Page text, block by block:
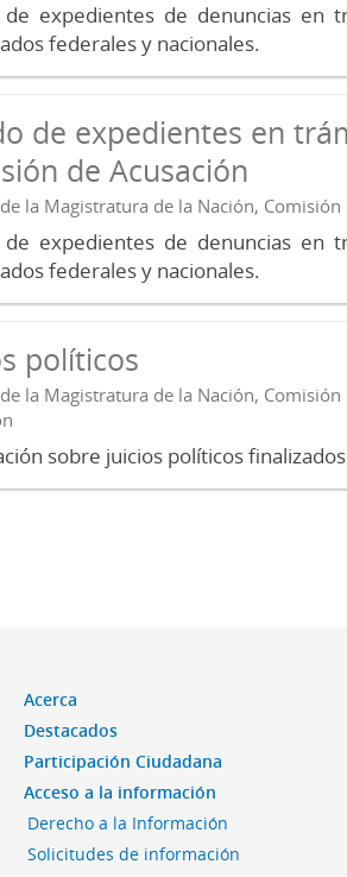
de expedientes de denuncias en
federales y nacionales.
de expedientes en
de Acusación
la Magistratura de la Nación, Comisión
de expedientes de denuncias en
federales y nacionales.
políticos
la Magistratura de la Nación,
sobre juicios políticos
Acerca
Destacados
Participación Ciudadana
Acceso a la información
Derecho a la Información
Solicitudes de información